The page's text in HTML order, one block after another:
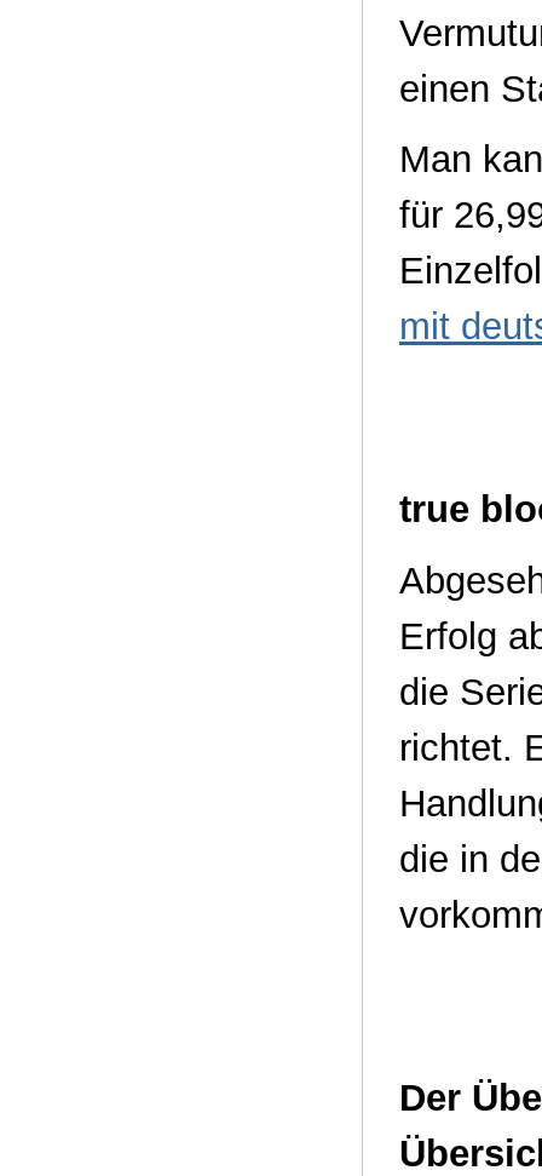
einen
Man
für
mit
true
Erfolg
die
richtet.
die in
Der